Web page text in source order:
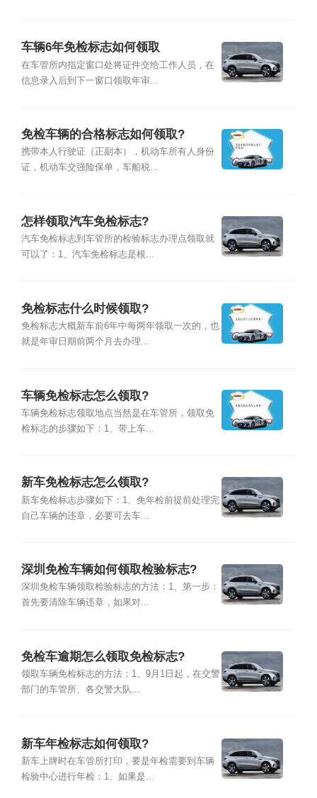
车辆6年免检标志如何领取
在车管所内指定窗口处将证件交给工作人员，在
信息录入后到下一窗口领取年审...
免检车辆的合格标志如何领取?
携带本人行驶证（正副本），机动车所有人身份
证，机动车交强险保单，车船税...
怎样领取汽车免检标志?
汽车免检标志到车管所的检验标志办理点领取就
可以了：1、汽车免检标志是根...
免检标志什么时候领取?
免检标志大概新车前6年中每两年领取一次的，也
就是年审日期前两个月去办理...
车辆免检标志怎么领取?
车辆免检标志领取地点当然是在车管所，领取免
检标志的步骤如下：1、带上车...
新车免检标志怎么领取?
新车免检标志步骤如下：1、免年检前提前处理完
自己车辆的违章，必要可去车...
深圳免检车辆如何领取检验标志?
深圳免检车辆领取检验标志的方法：1、第一步：
首先要清除车辆违章，如果对...
免检车逾期怎么领取免检标志?
领取车辆免检标志的方法：1、9月1日起，在交警
部门的车管所、各交警大队...
新车年检标志如何领取?
新车上牌时在车管所打印，要是年检需要到车辆
检验中心进行年检：1、如果是...